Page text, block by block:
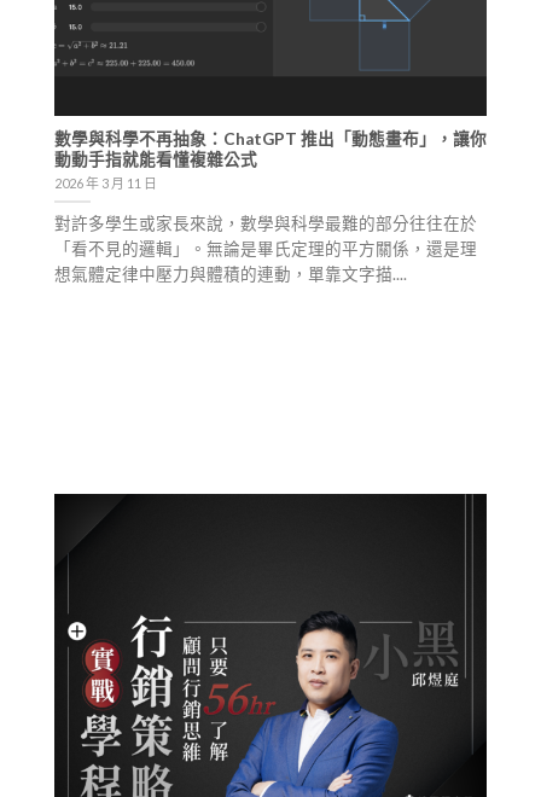
數學與科學不再抽象：ChatGPT 推出「動態畫布」，讓你
動動手指就能看懂複雜公式
2026 年 3 月 11 日
對許多學生或家長來說，數學與科學最難的部分往往在於
「看不見的邏輯」。無論是畢氏定理的平方關係，還是理
想氣體定律中壓力與體積的連動，單靠文字描....